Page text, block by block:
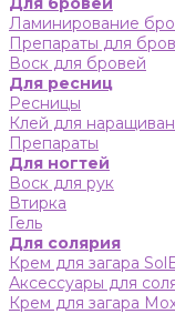
Ламинирование
Препараты для
Воск для бровей
Для ресниц
Ресницы
Клей для
Препараты
Для ногтей
Воск для рук
Втирка
Гель
Для солярия
Крем для загара
Аксессуары для
Крем для загара